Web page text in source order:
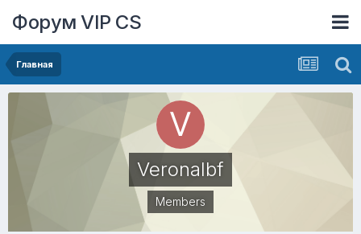
Форум VIP CS
Главная
Veronalbf
Members